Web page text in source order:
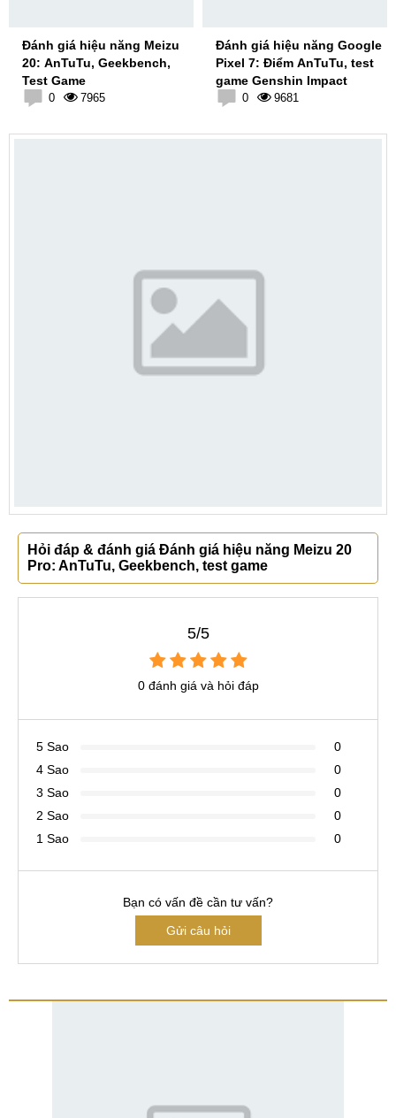
Đánh giá hiệu năng Meizu
20: AnTuTu, Geekbench,
Test Game
0 7965
Đánh giá hiệu năng Google
Pixel 7: Điểm AnTuTu, test
game Genshin Impact
0 9681
Hỏi đáp & đánh giá Đánh giá hiệu năng Meizu 20
Pro: AnTuTu, Geekbench, test game
5/5
0 đánh giá và hỏi đáp
5 Sao
0
4 Sao
0
3 Sao
0
2 Sao
0
1 Sao
0
Bạn có vấn đề cần tư vấn?
Gửi câu hỏi